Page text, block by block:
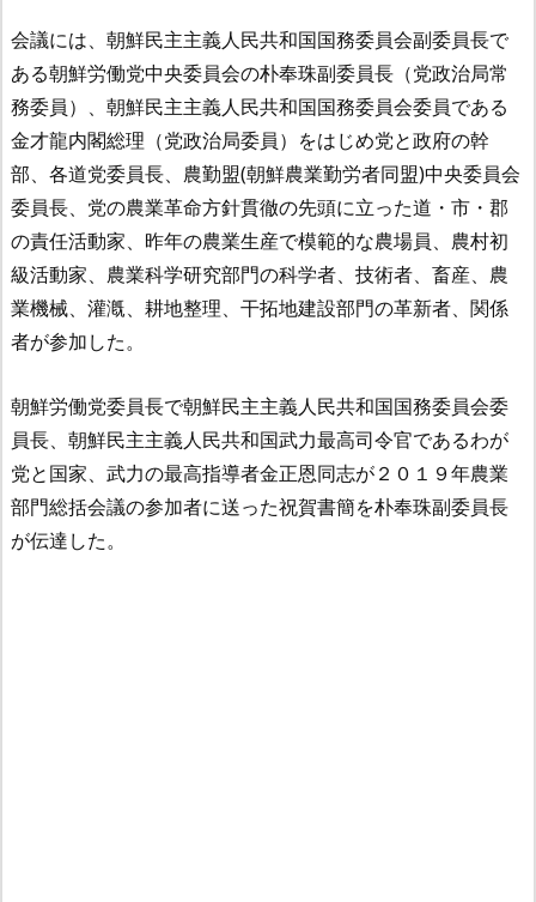
会議には、朝鮮民主主義人民共和国国務委員会副委員長で
ある朝鮮労働党中央委員会の朴奉珠副委員長（党政治局常
務委員）、朝鮮民主主義人民共和国国務委員会委員である
金才龍内閣総理（党政治局委員）をはじめ党と政府の幹
部、各道党委員長、農勤盟(朝鮮農業勤労者同盟)中央委員会
委員長、党の農業革命方針貫徹の先頭に立った道・市・郡
の責任活動家、昨年の農業生産で模範的な農場員、農村初
級活動家、農業科学研究部門の科学者、技術者、畜産、農
業機械、灌漑、耕地整理、干拓地建設部門の革新者、関係
者が参加した。
朝鮮労働党委員長で朝鮮民主主義人民共和国国務委員会委
員長、朝鮮民主主義人民共和国武力最高司令官であるわが
党と国家、武力の最高指導者金正恩同志が２０１９年農業
部門総括会議の参加者に送った祝賀書簡を朴奉珠副委員長
が伝達した。